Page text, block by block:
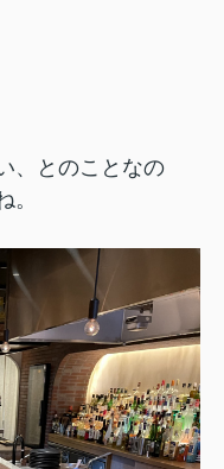
、とのことなの
。